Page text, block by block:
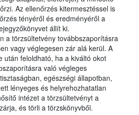
Az ellenőrzés kitermesztéssel is
tényéről és eredményéről a
állít ki.
a törzsültetvény továbbszaporításra
vagy véglegesen zár alá kerül. A
után feloldható, ha a kiváltó okot
való végleges
egészségi állapotban,
lényeges és helyrehozhatatlan
intézet a törzsültetvényt a
és törli a törzskönyvből.